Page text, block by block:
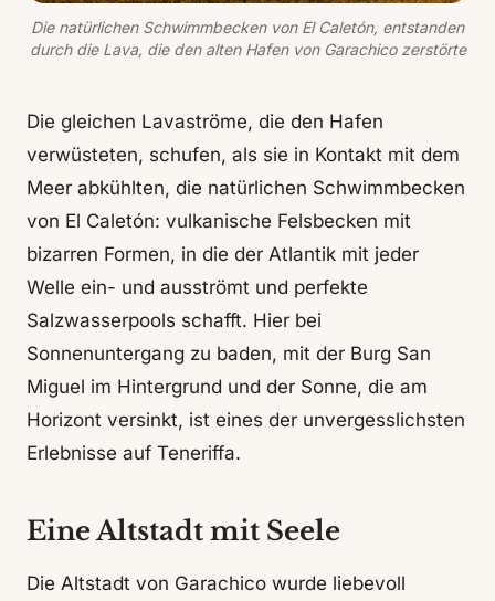
Die natürlichen Schwimmbecken von El Caletón, entstanden
durch die Lava, die den alten Hafen von Garachico zerstörte
Die gleichen Lavaströme, die den Hafen
verwüsteten, schufen, als sie in Kontakt mit dem
Meer abkühlten, die natürlichen Schwimmbecken
von El Caletón: vulkanische Felsbecken mit
bizarren Formen, in die der Atlantik mit jeder
Welle ein- und ausströmt und perfekte
Salzwasserpools schafft. Hier bei
Sonnenuntergang zu baden, mit der Burg San
Miguel im Hintergrund und der Sonne, die am
Horizont versinkt, ist eines der unvergesslichsten
Erlebnisse auf Teneriffa.
Eine Altstadt mit Seele
Die Altstadt von Garachico wurde liebevoll